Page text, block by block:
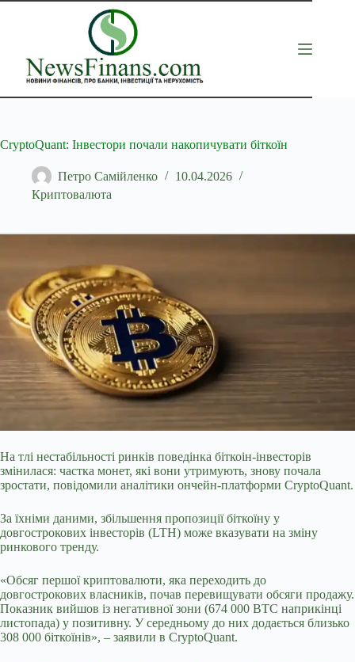
Перейти
CryptoQuant: Інвестори почали накопичувати біткоїн
Петро Самійленко
10.04.2026
Криптовалюта
На тлі нестабільності ринків поведінка біткоін-інвесторів
змінилася: частка монет, які вони утримують, знову почала
зростати, повідомили аналітики ончейн-платформи CryptoQuant.
За їхніми даними, збільшення пропозиції біткоїну у
довгострокових інвесторів (LTH) може вказувати на зміну
ринкового тренду.
«Обсяг першої криптовалюти, яка переходить до
довгострокових власників, почав перевищувати обсяги продажу.
Показник вийшов із негативної зони (674 000 BTC наприкінці
листопада) у позитивну. Усередньому до них додається близько
308 000 біткоїнів», – заявили в CryptoQuant.